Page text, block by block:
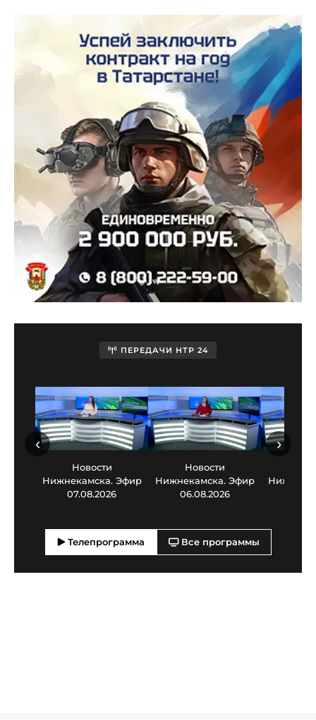
ПЕРЕДАЧИ НТР 24
Новости
Нижнекамска. Эфир
07.08.2026
Новости
Нижнекамска. Эфир
06.08.2026
‹ ›
Телепрограмма Все программы